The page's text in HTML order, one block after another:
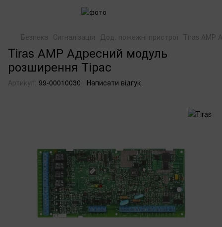
Безпека Сигналізація Дод. пожежні пристрої Tiras АМР
Tiras АМР Адресний модуль
розширення Тірас
Артикул: 99-00010030 Написати відгук